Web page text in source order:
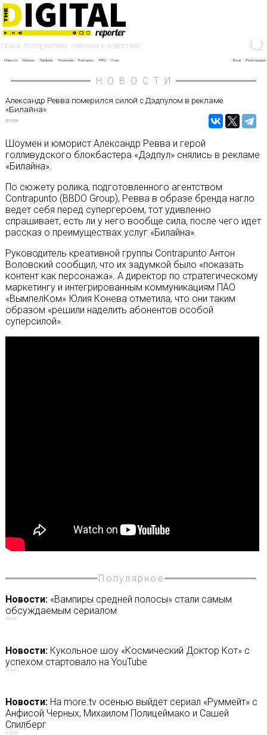
Новости Мнение Лайфхак Рецензии Контакты PRO О нас Вход Регистрация
НОВОСТИ
Александр Ревва померился силой с Дэдпулом в рекламе
«Билайна»
02/11/2018
Шоумен и юморист Александр Ревва и герой
голливудского блокбастера «Дэдпул» снялись в рекламе
«Билайна».
По сюжету ролика, подготовленного агентством
Contrapunto (BBDO Group), Ревва в образе бренда нагло
ведет себя перед супергероем, тот удивленно
спрашивает, есть ли у него вообще сила, после чего идет
рассказ о преимуществах услуг «Билайна».
Руководитель креативной группы Contrapunto Антон
Воловский сообщил, что их задумкой было «показать
контент как персонажа». А директор по стратегическому
маркетингу и интегрированным коммуникациям ПАО
«ВымпелКом» Юлия Конева отметила, что они таким
образом «решили наделить абонентов особой
суперсилой».
Популярное
Новости:«Вампиры средней полосы» стали самым
обсуждаемым сериалом
24/06/2021
Новости:Кукольное шоу «Космический Доктор Кот» с
успехом стартовало на YouTube
29/10/2019
Новости:На more.tv осенью выйдет сериал «Руммейт» с
Анфисой Черных, Михаилом Полицеймако и Сашей
Спилберг
21/07/2020